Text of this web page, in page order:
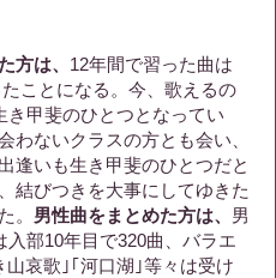
方は、 12年間で習った曲は
ことになる。今、歌えるの
き甲斐のひとつとなってい
わないクラスの方とも会い、
逢いも生き甲斐のひとつだと
結びつきを大事にしてゆきた
。 男性曲をまとめた方は、 男
部10年目で320曲、バラエ
哀歌｣｢河口湖｣等々は受け